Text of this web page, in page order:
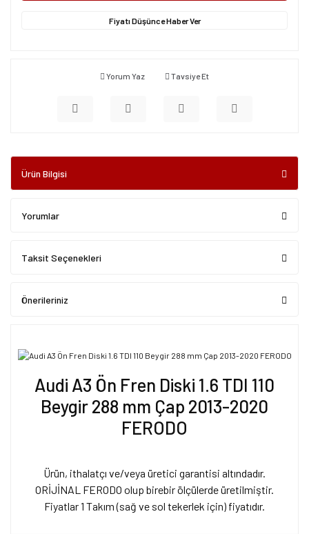
Fiyatı Düşünce Haber Ver
Yorum Yaz Tavsiye Et
Ürün Bilgisi
Yorumlar
Taksit Seçenekleri
Önerileriniz
Audi A3 Ön Fren Diski 1.6 TDI 110
Beygir 288 mm Çap 2013-2020
FERODO
Ürün, ithalatçı ve/veya üretici garantisi altındadır.
ORİJİNAL FERODO olup birebir ölçülerde üretilmiştir.
Fiyatlar 1 Takım (sağ ve sol tekerlek için) fiyatıdır.